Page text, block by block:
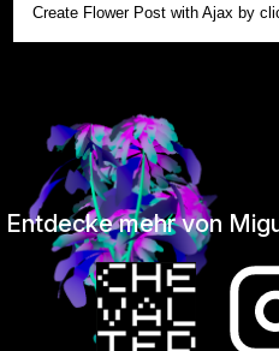
Create Flower Post with Ajax by
Entdecke mehr von